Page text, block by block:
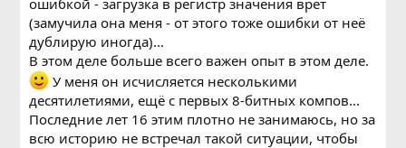
(замучила она меня - от этого тоже ошибки от неё
дублирую иногда)...
В этом деле больше всего важен опыт в этом деле.
У меня он исчисляется несколькими
десятилетиями, ещё с первых 8-битных компов...
Последние лет 16 этим плотно не занимаюсь, но за
всю историю не встречал такой ситуации, чтобы